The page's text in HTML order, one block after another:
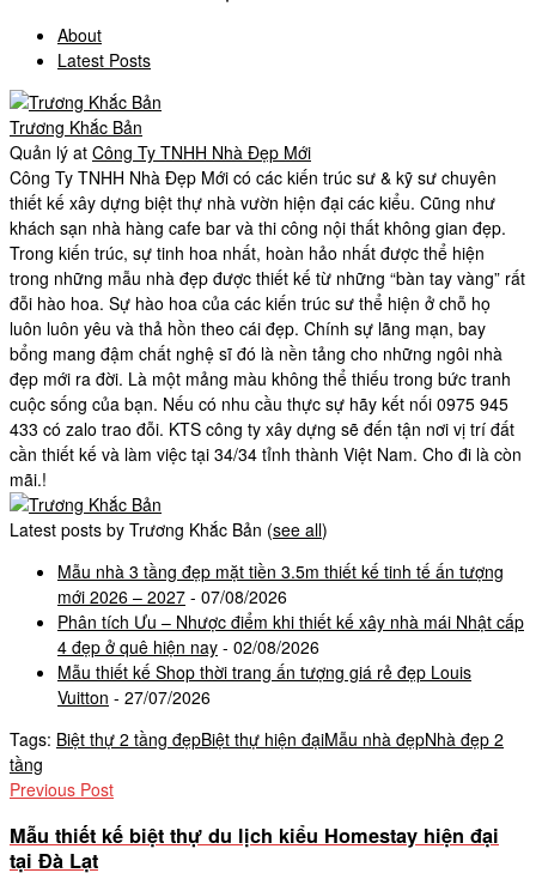
About
Latest Posts
Trương Khắc Bản
Quản lý at Công Ty TNHH Nhà Đẹp Mới
Công Ty TNHH Nhà Đẹp Mới có các kiến trúc sư & kỹ sư chuyên
thiết kế xây dựng biệt thự nhà vườn hiện đại các kiểu. Cũng như
khách sạn nhà hàng cafe bar và thi công nội thất không gian đẹp.
Trong kiến trúc, sự tinh hoa nhất, hoàn hảo nhất được thể hiện
trong những mẫu nhà đẹp được thiết kế từ những “bàn tay vàng” rất
đỗi hào hoa. Sự hào hoa của các kiến trúc sư thể hiện ở chỗ họ
luôn luôn yêu và thả hồn theo cái đẹp. Chính sự lãng mạn, bay
bổng mang đậm chất nghệ sĩ đó là nền tảng cho những ngôi nhà
đẹp mới ra đời. Là một mảng màu không thể thiếu trong bức tranh
cuộc sống của bạn. Nếu có nhu cầu thực sự hãy kết nối 0975 945
433 có zalo trao đỗi. KTS công ty xây dựng sẽ đến tận nơi vị trí đất
cần thiết kế và làm việc tại 34/34 tỉnh thành Việt Nam. Cho đi là còn
mãi.!
Latest posts by Trương Khắc Bản (see all)
Mẫu nhà 3 tầng đẹp mặt tiền 3.5m thiết kế tinh tế ấn tượng
mới 2026 – 2027 - 07/08/2026
Phân tích Ưu – Nhược điểm khi thiết kế xây nhà mái Nhật cấp
4 đẹp ở quê hiện nay - 02/08/2026
Mẫu thiết kế Shop thời trang ấn tượng giá rẻ đẹp Louis
Vuitton - 27/07/2026
Tags: Biệt thự 2 tầng đẹpBiệt thự hiện đạiMẫu nhà đẹpNhà đẹp 2
tầng
Previous Post
Mẫu thiết kế biệt thự du lịch kiểu Homestay hiện đại
tại Đà Lạt